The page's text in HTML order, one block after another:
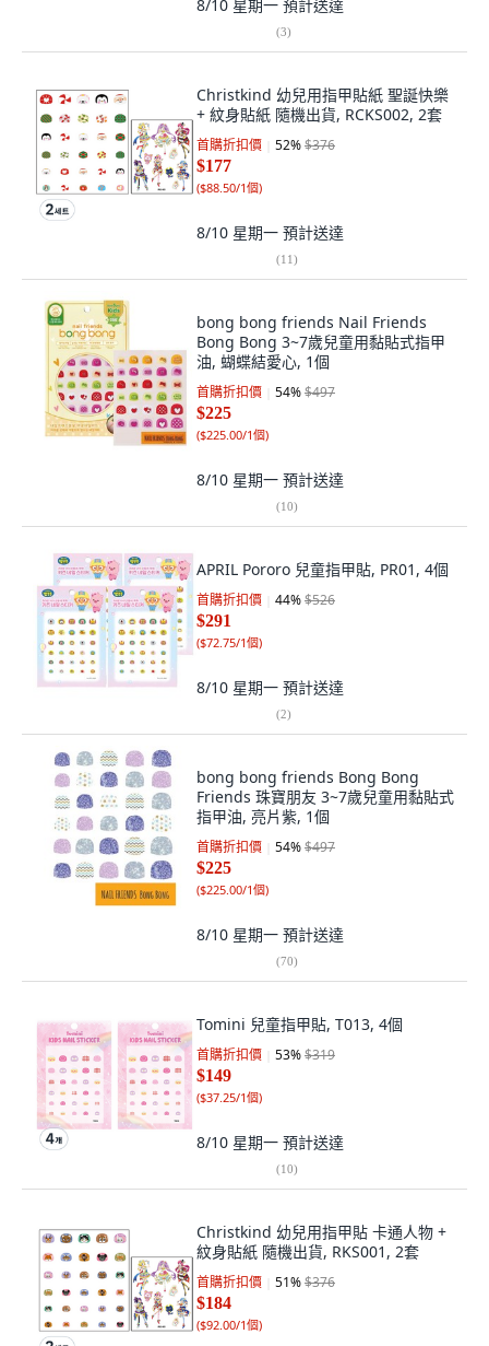
8/10 星期一 預計送達
(3)
Christkind 幼兒用指甲貼紙 聖誕快樂
+ 紋身貼紙 隨機出貨, RCKS002, 2套
首購折扣價 52%$376
$177
($88.50/1個)
8/10 星期一 預計送達
(11)
bong bong friends Nail Friends
Bong Bong 3~7歲兒童用黏貼式指甲
油, 蝴蝶結愛心, 1個
首購折扣價 54%$497
$225
($225.00/1個)
8/10 星期一 預計送達
(10)
APRIL Pororo 兒童指甲貼, PR01, 4個
首購折扣價 44%$526
$291
($72.75/1個)
8/10 星期一 預計送達
(2)
bong bong friends Bong Bong
Friends 珠寶朋友 3~7歲兒童用黏貼式
指甲油, 亮片紫, 1個
首購折扣價 54%$497
$225
($225.00/1個)
8/10 星期一 預計送達
(70)
Tomini 兒童指甲貼, T013, 4個
首購折扣價 53%$319
$149
($37.25/1個)
8/10 星期一 預計送達
(10)
Christkind 幼兒用指甲貼 卡通人物 +
紋身貼紙 隨機出貨, RKS001, 2套
首購折扣價 51%$376
$184
($92.00/1個)